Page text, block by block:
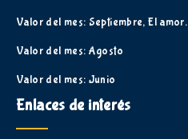
Valor del mes: Septiembre, El amor.
Valor del mes: Agosto
Valor del mes: Junio
Enlaces de interés